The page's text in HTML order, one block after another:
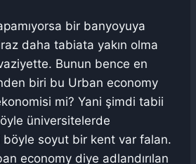
bir banyoyuya
daha tabiata yakın olma
Bunun bence en
biri bu Urban economy
mi? Yani şimdi tabii
üniversitelerde
böyle soyut bir kent var falan.
economy diye adlandırılan